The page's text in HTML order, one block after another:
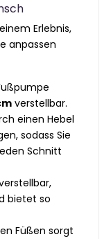
Erlebnis,
anpassen
verstellbar.
einen Hebel
sodass Sie
Schnitt
bietet so
Füßen sorgt